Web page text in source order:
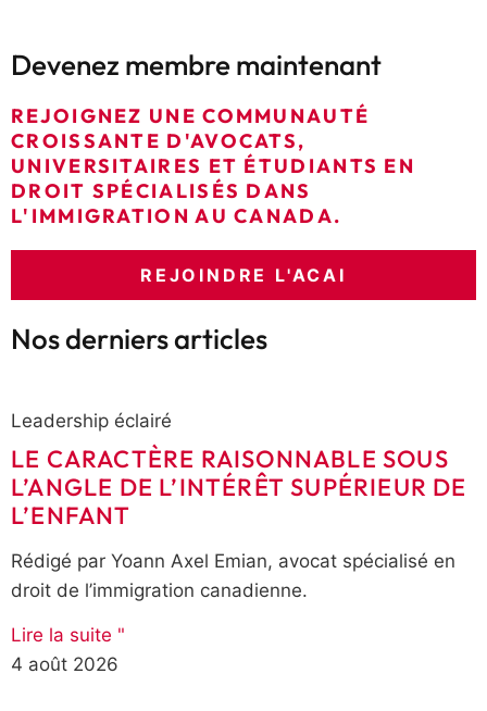
Devenez membre maintenant
REJOIGNEZ UNE COMMUNAUTÉ
CROISSANTE D'AVOCATS,
UNIVERSITAIRES ET ÉTUDIANTS EN
DROIT SPÉCIALISÉS DANS
L'IMMIGRATION AU CANADA.
REJOINDRE L'ACAI
Nos derniers articles
Leadership éclairé
LE CARACTÈRE RAISONNABLE SOUS
L’ANGLE DE L’INTÉRÊT SUPÉRIEUR DE
L’ENFANT
Rédigé par Yoann Axel Emian, avocat spécialisé en
droit de l’immigration canadienne.
Lire la suite "
4 août 2026